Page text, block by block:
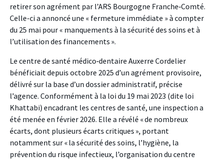
retirer son agrément par l’ARS Bourgogne Franche‑Comté.
Celle-ci a annoncé une « fermeture immédiate » à compter
du 25 mai pour « manquements à la sécurité des soins et à
l’utilisation des financements ».
Le centre de santé médico‑dentaire Auxerre Cordelier
bénéficiait depuis octobre 2025 d’un agrément provisoire,
délivré sur la base d’un dossier administratif, précise
l’agence. Conformément à la loi du 19 mai 2023 (dite loi
Khattabi) encadrant les centres de santé, une inspection a
été menée en février 2026. Elle a révélé « de nombreux
écarts, dont plusieurs écarts critiques », portant
notamment sur « la sécurité des soins, l’hygiène, la
prévention du risque infectieux, l’organisation du centre